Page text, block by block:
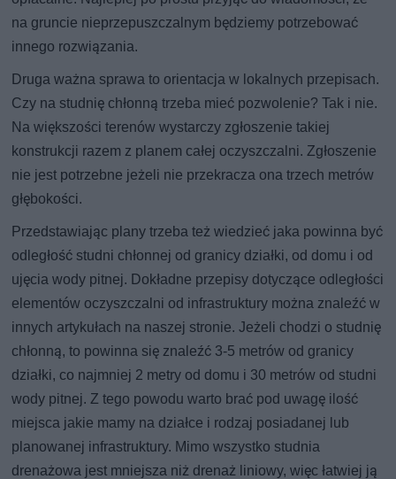
na gruncie nieprzepuszczalnym będziemy potrzebować
innego rozwiązania.
Druga ważna sprawa to orientacja w lokalnych przepisach.
Czy na studnię chłonną trzeba mieć pozwolenie? Tak i nie.
Na większości terenów wystarczy zgłoszenie takiej
konstrukcji razem z planem całej oczyszczalni. Zgłoszenie
nie jest potrzebne jeżeli nie przekracza ona trzech metrów
głębokości.
Przedstawiając plany trzeba też wiedzieć jaka powinna być
odległość studni chłonnej od granicy działki, od domu i od
ujęcia wody pitnej. Dokładne przepisy dotyczące odległości
elementów oczyszczalni od infrastruktury można znaleźć w
innych artykułach na naszej stronie. Jeżeli chodzi o studnię
chłonną, to powinna się znaleźć 3-5 metrów od granicy
działki, co najmniej 2 metry od domu i 30 metrów od studni
wody pitnej. Z tego powodu warto brać pod uwagę ilość
miejsca jakie mamy na działce i rodzaj posiadanej lub
planowanej infrastruktury. Mimo wszystko studnia
drenażowa jest mniejsza niż drenaż liniowy, więc łatwiej ją